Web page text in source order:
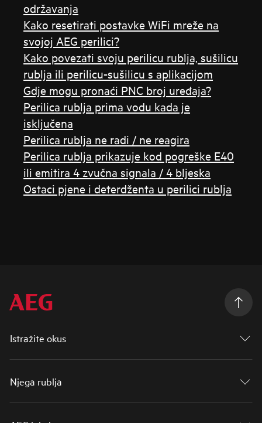
održavanja
Kako resetirati postavke WiFi mreže na
svojoj AEG perilici?
Kako povezati svoju perilicu rublja, sušilicu
rublja ili perilicu-sušilicu s aplikacijom
Gdje mogu pronaći PNC broj uređaja?
Perilica rublja prima vodu kada je
isključena
Perilica rublja ne radi / ne reagira
Perilica rublja prikazuje kod pogreške E40
ili emitira 4 zvučna signala / 4 bljeska
Ostaci pjene i deterdženta u perilici rublja
Istražite okus
Njega rublja